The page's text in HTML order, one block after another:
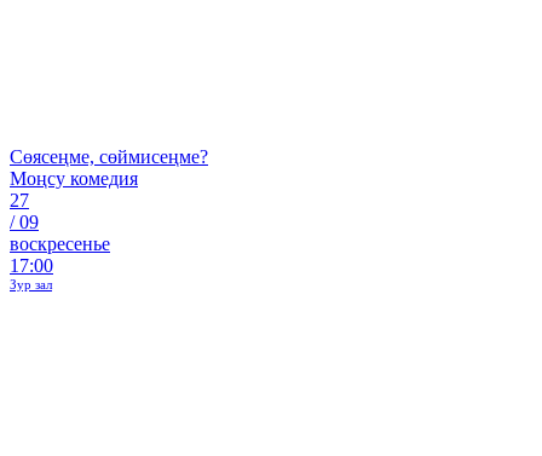
Сөясеңме, сөймисеңме?
Моңсу комедия
27
/09
воскресенье
17:00
Зур зал